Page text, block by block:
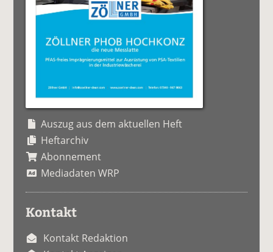
Auszug aus dem aktuellen Heft
Heftarchiv
Abonnement
Mediadaten WRP
Kontakt
Kontakt Redaktion